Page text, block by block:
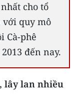
cho tổ
quy mô
Cà-phê
đến nay.
lây lan nhiều